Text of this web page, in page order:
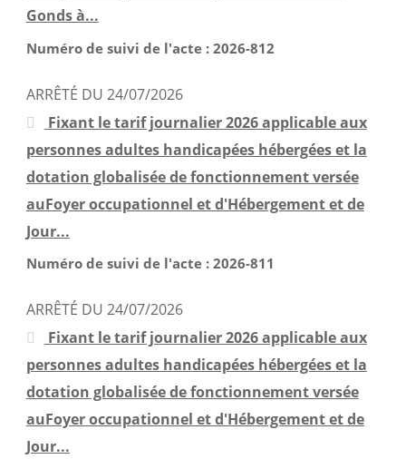
février 2023
novembre 2022
octobre 2022
septembre 2022
août 2022
juillet 2022
mai 2022
mars 2022
février 2022
janvier 2022
décembre 2021
novembre 2021
Gonds à...
Numéro de suivi de l'acte : 2026-812
ARRÊTÉ DU 24/07/2026
Fixant le tarif journalier 2026 applicable aux
personnes adultes handicapées hébergées et la
dotation globalisée de fonctionnement versée
auFoyer occupationnel et d'Hébergement et de
Jour...
Numéro de suivi de l'acte : 2026-811
ARRÊTÉ DU 24/07/2026
Fixant le tarif journalier 2026 applicable aux
personnes adultes handicapées hébergées et la
dotation globalisée de fonctionnement versée
auFoyer occupationnel et d'Hébergement et de
Jour...